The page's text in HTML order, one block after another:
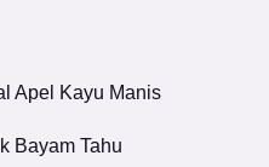
Apel Kayu Manis
Bayam Tahu